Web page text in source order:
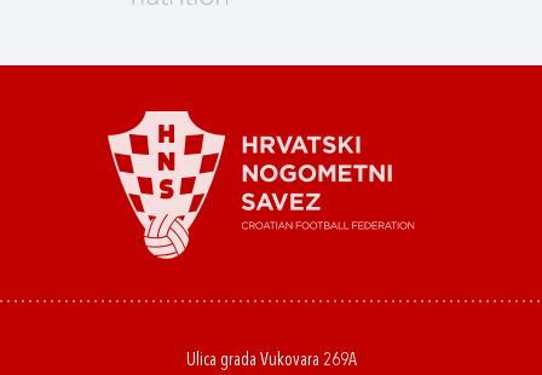
Ulica grada Vukovara 269A